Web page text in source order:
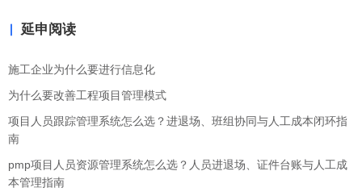
延申阅读
施工企业为什么要进行信息化
为什么要改善工程项目管理模式
项目人员跟踪管理系统怎么选？进退场、班组协同与人工成本闭环指
南
pmp项目人员资源管理系统怎么选？人员进退场、证件台账与人工成
本管理指南